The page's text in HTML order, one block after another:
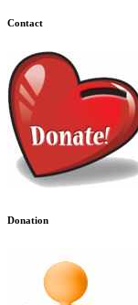
Contact
Donation